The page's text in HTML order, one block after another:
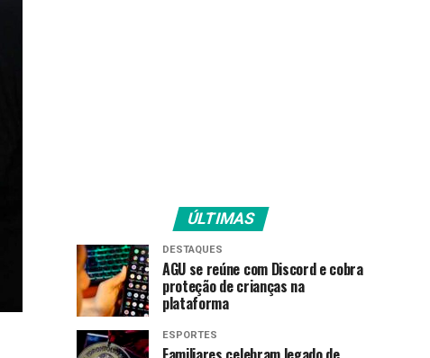
ÚLTIMAS
DESTAQUES
AGU se reúne com Discord e cobra
proteção de crianças na
plataforma
ESPORTES